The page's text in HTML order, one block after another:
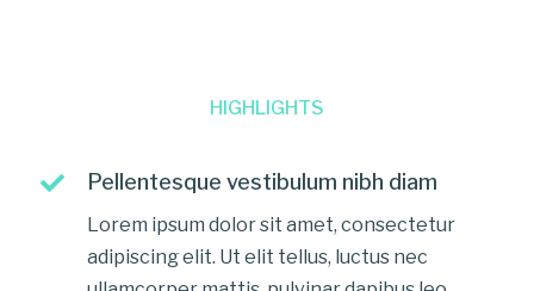
HIGHLIGHTS
Pellentesque vestibulum nibh diam
Lorem ipsum dolor sit amet, consectetur
adipiscing elit. Ut elit tellus, luctus nec